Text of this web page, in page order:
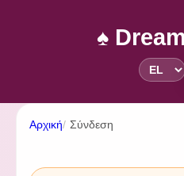
♠️
Αρχική Σύνδεση